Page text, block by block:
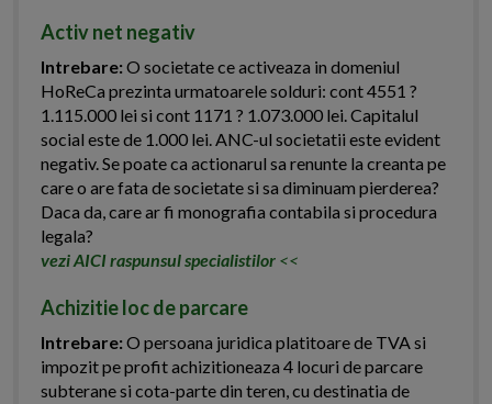
Activ net negativ
Intrebare:O societate ce activeaza in domeniul
HoReCa prezinta urmatoarele solduri: cont 4551 ?
1.115.000 lei si cont 1171 ? 1.073.000 lei. Capitalul
social este de 1.000 lei. ANC-ul societatii este evident
negativ. Se poate ca actionarul sa renunte la creanta pe
care o are fata de societate si sa diminuam pierderea?
Daca da, care ar fi monografia contabila si procedura
legala?
vezi AICI raspunsul specialistilor <<
Achizitie loc de parcare
Intrebare:O persoana juridica platitoare de TVA si
impozit pe profit achizitioneaza 4 locuri de parcare
subterane si cota-parte din teren, cu destinatia de